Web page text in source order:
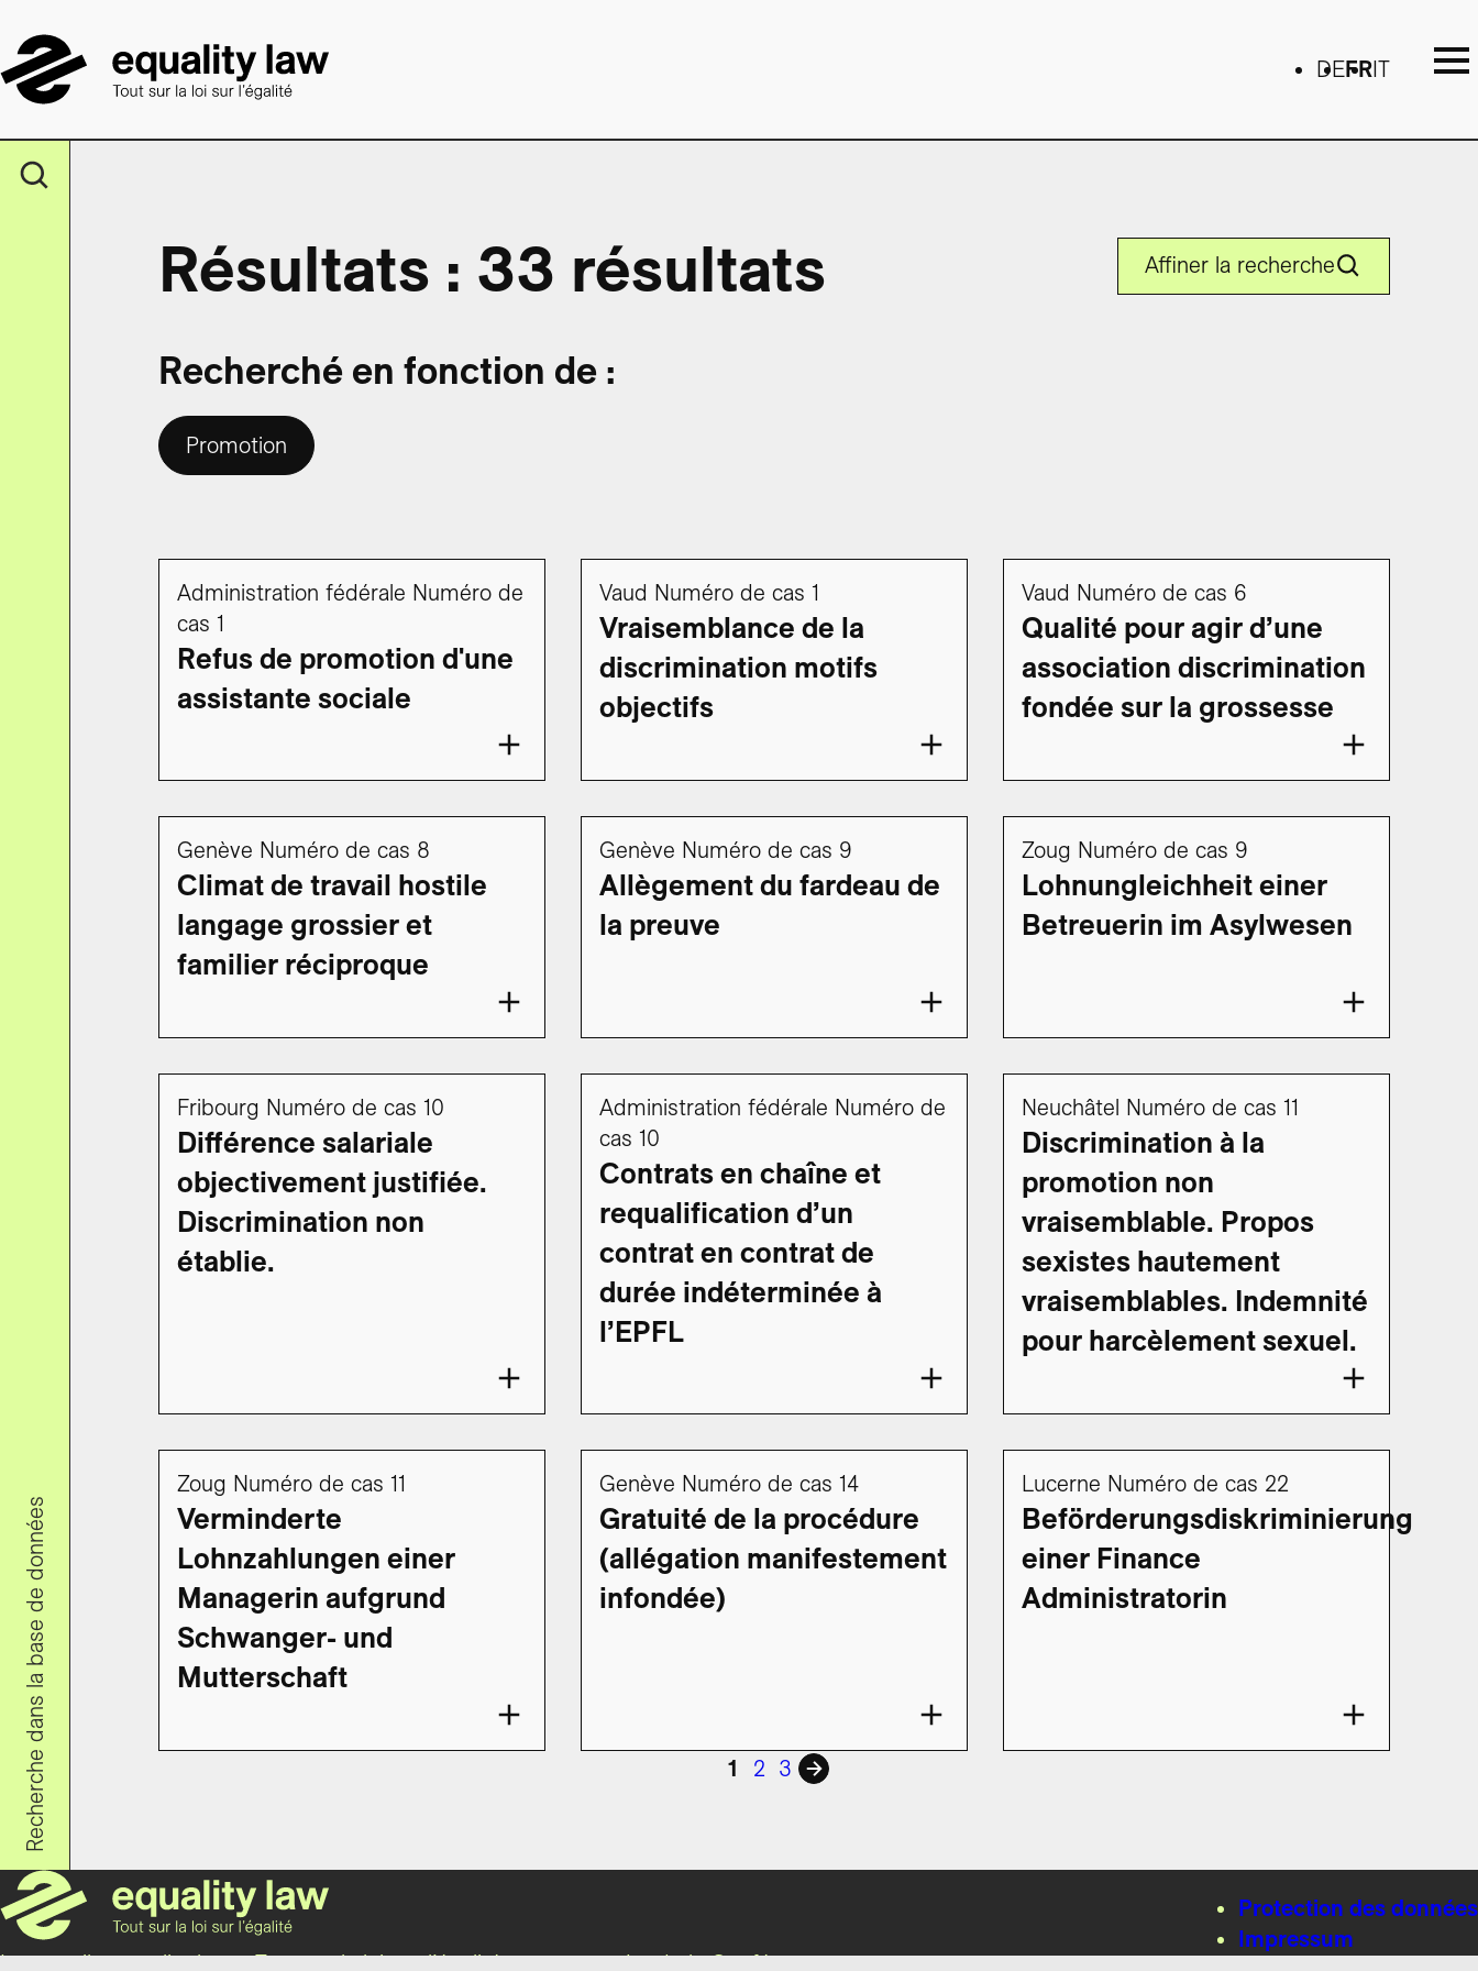
DEFR IT
Recherche dans la base de données
Affiner la recherche
Résultats : 33 résultats
Recherché en fonction de :
Promotion
Administration fédérale Numéro de
cas 1
Refus de promotion d'une
assistante sociale
Vaud Numéro de cas 1
Vraisemblance de la
discrimination motifs
objectifs
Vaud Numéro de cas 6
Qualité pour agir d’une
association discrimination
fondée sur la grossesse
Genève Numéro de cas 8
Climat de travail hostile
langage grossier et
familier réciproque
Genève Numéro de cas 9
Allègement du fardeau de
la preuve
Zoug Numéro de cas 9
Lohnungleichheit einer
Betreuerin im Asylwesen
Fribourg Numéro de cas 10
Différence salariale
objectivement justifiée.
Discrimination non
établie.
Administration fédérale Numéro de
cas 10
Contrats en chaîne et
requalification d’un
contrat en contrat de
durée indéterminée à
l’EPFL
Neuchâtel Numéro de cas 11
Discrimination à la
promotion non
vraisemblable. Propos
sexistes hautement
vraisemblables. Indemnité
pour harcèlement sexuel.
Zoug Numéro de cas 11
Verminderte
Lohnzahlungen einer
Managerin aufgrund
Schwanger- und
Mutterschaft
Genève Numéro de cas 14
Gratuité de la procédure
(allégation manifestement
infondée)
Lucerne Numéro de cas 22
Beförderungsdiskriminierung
einer Finance
Administratorin
1 2 3
Le portail « equality law – Tout sur la loi sur l’égalité » est un projet de la Conférence
Protection des données
Impressum